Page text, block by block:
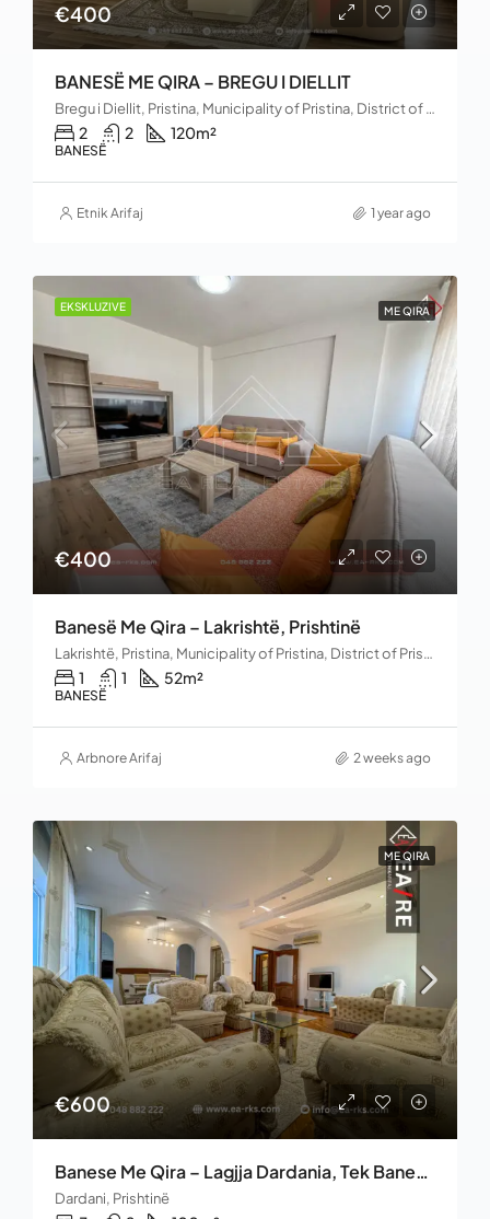
€400
BANESË ME QIRA – BREGU I DIELLIT
Bregu i Diellit, Pristina, Municipality of Pristina, District of Prishtina, 10060, Kosovo
2 2 120m²
BANESË
Etnik Arifaj 1 year ago
EKSKLUZIVE ME QIRA
€400
Banesë Me Qira – Lakrishtë, Prishtinë
Lakrishtë, Pristina, Municipality of Pristina, District of Prishtina, Kosovo
1 1 52m²
BANESË
Arbnore Arifaj 2 weeks ago
ME QIRA
€600
Banese Me Qira – Lagjja Dardania, Tek Banesat E Profesorëve
Dardani, Prishtinë